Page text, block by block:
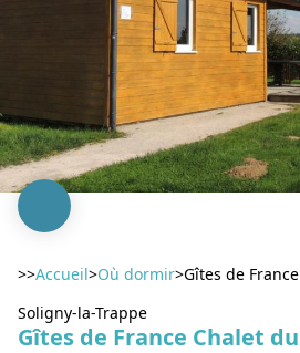
>>Accueil>Où dormir>Gîtes de
Soligny-la-Trappe
Gîtes de France Chalet